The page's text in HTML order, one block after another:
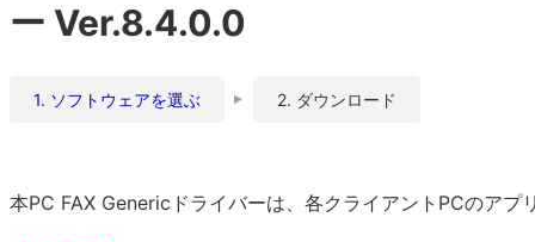
ー Ver.8.4.0.0
1. ソフトウェアを選ぶ 2. ダウンロード
本PC FAX Genericドライバーは、各クライアントPCのア